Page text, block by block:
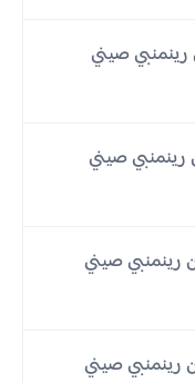
يوان رينمنبي صيني
يوان رينمنبي صيني
يوان رينمنبي صيني
يوان رينمنبي صيني